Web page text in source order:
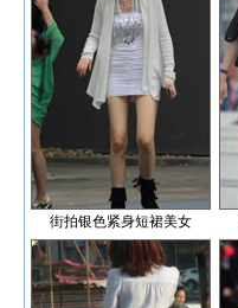
街拍银色紧身短裙美女